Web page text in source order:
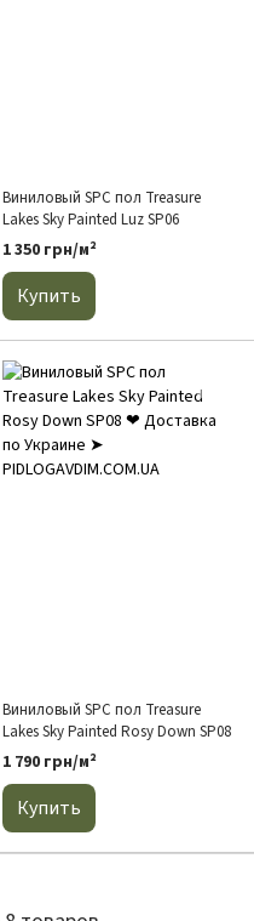
Виниловый SPC пол Treasure
Lakes Sky Painted Luz SP06
1 350 грн/м²
Купить
Виниловый SPC пол Treasure
Lakes Sky Painted Rosy Down SP08
1 790 грн/м²
Купить